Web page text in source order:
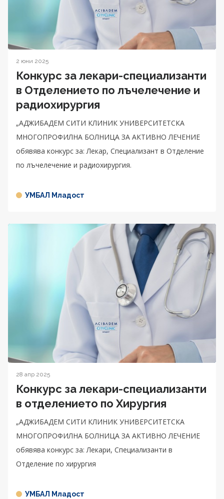
2 юни 2025
Конкурс за лекари-специализанти
в Отделението по лъчелечение и
радиохирургия
„АДЖИБАДЕМ СИТИ КЛИНИК УНИВЕРСИТЕТСКА
МНОГОПРОФИЛНА БОЛНИЦА ЗА АКТИВНО ЛЕЧЕНИЕ
обявява конкурс за: Лекар, Специализант в Отделение
по лъчелечение и радиохирургия.
УМБАЛ Младост
28 апр 2025
Конкурс за лекари-специализанти
в отделението по Хирургия
„АДЖИБАДЕМ СИТИ КЛИНИК УНИВЕРСИТЕТСКА
МНОГОПРОФИЛНА БОЛНИЦА ЗА АКТИВНО ЛЕЧЕНИЕ
обявява конкурс за: Лекари, Специализанти в
Отделение по хирургия
УМБАЛ Младост